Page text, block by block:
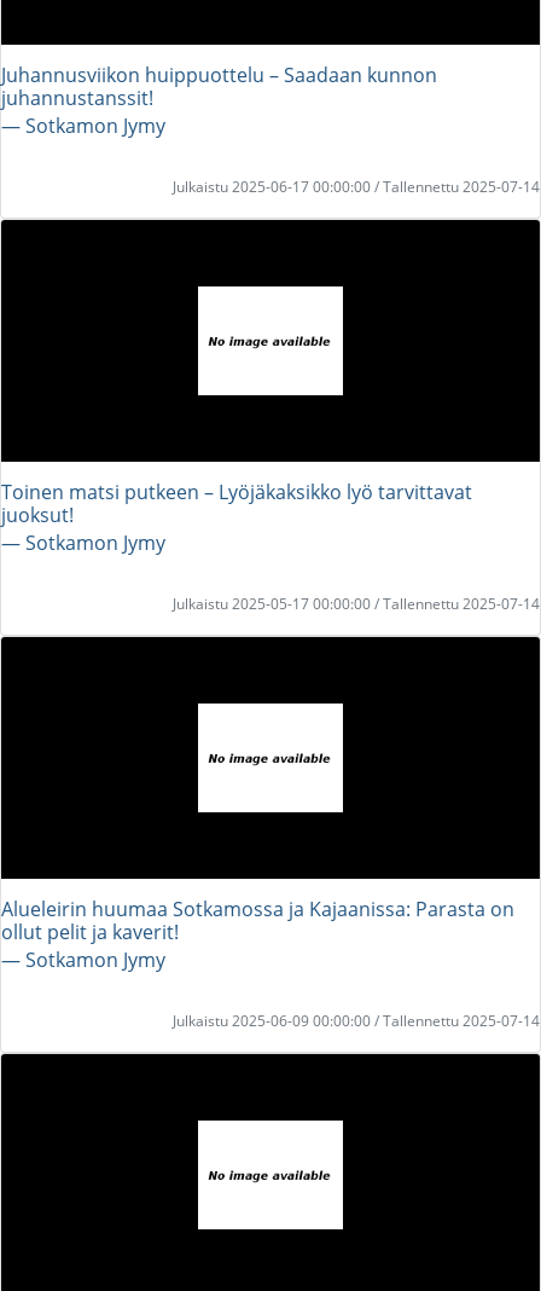
Juhannusviikon huippuottelu – Saadaan kunnon
juhannustanssit!
― Sotkamon Jymy
Julkaistu 2025-06-17 00:00:00 / Tallennettu 2025-07-14
Toinen matsi putkeen – Lyöjäkaksikko lyö tarvittavat
juoksut!
― Sotkamon Jymy
Julkaistu 2025-05-17 00:00:00 / Tallennettu 2025-07-14
Alueleirin huumaa Sotkamossa ja Kajaanissa: Parasta on
ollut pelit ja kaverit!
― Sotkamon Jymy
Julkaistu 2025-06-09 00:00:00 / Tallennettu 2025-07-14